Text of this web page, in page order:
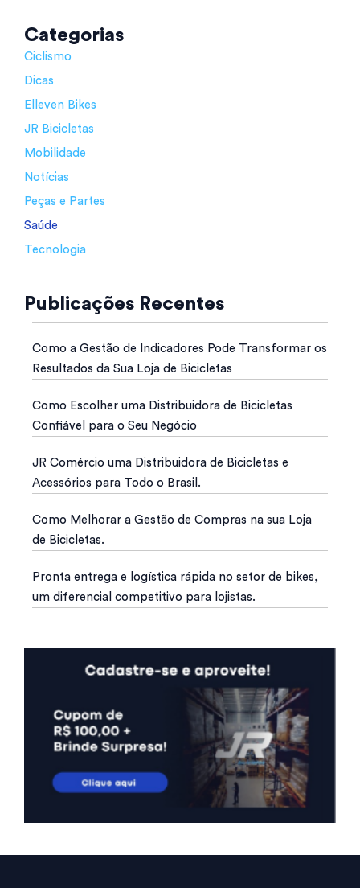
Categorias
Ciclismo
Dicas
Elleven Bikes
JR Bicicletas
Mobilidade
Notícias
Peças e Partes
Saúde
Tecnologia
Publicações Recentes
Como a Gestão de Indicadores Pode Transformar os
Resultados da Sua Loja de Bicicletas
Como Escolher uma Distribuidora de Bicicletas
Confiável para o Seu Negócio
JR Comércio uma Distribuidora de Bicicletas e
Acessórios para Todo o Brasil.
Como Melhorar a Gestão de Compras na sua Loja
de Bicicletas.
Pronta entrega e logística rápida no setor de bikes,
um diferencial competitivo para lojistas.